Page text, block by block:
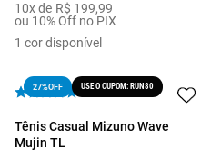
10x de R$ 199,99
ou 10% Off no PIX
1 cor disponível
27%OFF USE O CUPOM: RUN80
Tênis Casual Mizuno Wave
Mujin TL